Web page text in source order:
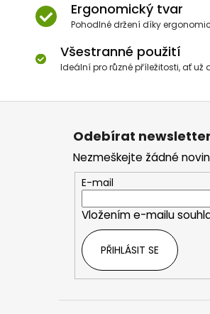
Ergonomický tvar
Pohodlné držení díky
Všestranné použití
Ideální pro různé příležitosti, ať
Odebírat newsletter
Nezmeškejte žádné
E-mail
Vložením e-mailu
PŘIHLÁSIT SE